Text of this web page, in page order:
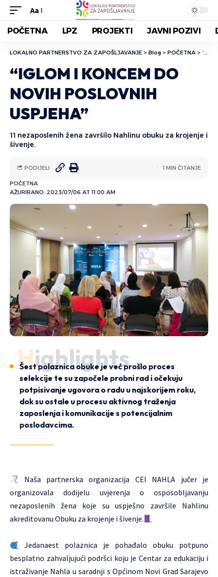
Aa
POČETNA LPZ PROJEKTI JAVNI POZIVI
LOKALNO PARTNERSTVO ZA ZAPOŠLJAVANJE > Blog > POČETNA > “IGLOM I KONCEM DO NOVIH POSLOVNIH USPJEHA”
“IGLOM I KONCEM DO
NOVIH POSLOVNIH
USPJEHA”
11 nezaposlenih žena završilo Nahlinu obuku za krojenje i
šivenje.
AŽURIRANO: 2023/07/06 AT 11:00 AM
POČETNA
PODIJELI 1 MIN ČITANJE
Highlights
Šest polaznica obuke je već prošlo proces
selekcije te su započele probni rad i očekuju
potpisivanje ugovora o radu u najskorijem roku,
dok su ostale u procesu aktivnog traženja
zaposlenja i komunikacije s potencijalnim
poslodavcima.
Naša partnerska organizacija CEI NAHLA jučer je
organizovala dodijelu uvjerenja o osposobljavanju
nezaposlenih žena koje su uspješno završile Nahlinu
akreditovanu Obuku za krojenje i šivenje.
Jedanaest polaznica je pohađalo obuku potpuno
besplatno zahvaljujući podršci koju je Centar za edukaciju i
istraživanje Nahla u saradnji s Općinom Novi Grad Sarajevo